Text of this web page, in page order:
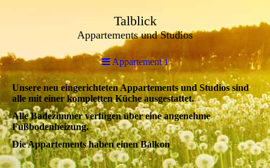
Talblick
Appartements und Studios
Appartement 1
Unsere neu eingerichteten Appartements und Studios sind
alle mit einer kompletten Küche ausgestattet.
Alle Badezimmer verfügen über eine angenehme
Fußbodenheizung.
Die Appartements haben einen Balkon